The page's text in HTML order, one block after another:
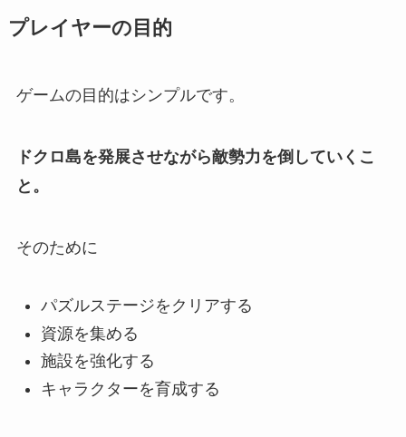
プレイヤーの目的
ゲームの目的はシンプルです。
ドクロ島を発展させながら敵勢力を倒していくこ
と。
そのために
パズルステージをクリアする
資源を集める
施設を強化する
キャラクターを育成する